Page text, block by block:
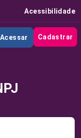
Acessibilidade
Acessar Cadastrar